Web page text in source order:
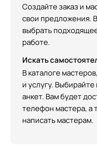
Создайте заказ и
свои предложения.
выбрать
работе.
Искать
В каталоге
и услугу.
анкет. Вам будет
телефон мастера, а
написать мастерам.